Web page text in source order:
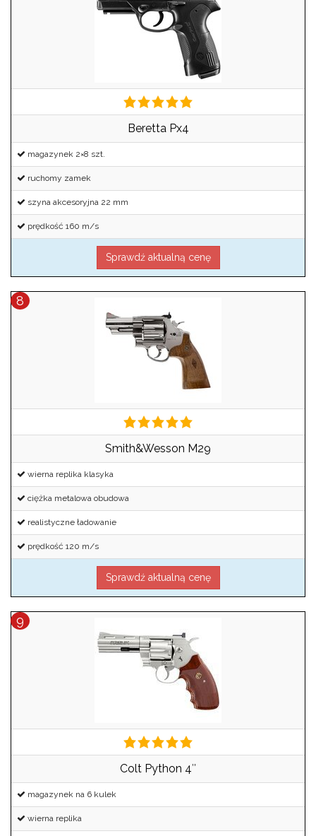
Beretta Px4
magazynek 2×8 szt.
ruchomy zamek
szyna akcesoryjna 22 mm
prędkość 160 m/s
Sprawdź aktualną cenę
Smith&Wesson M29
wierna replika klasyka
ciężka metalowa obudowa
realistyczne ładowanie
prędkość 120 m/s
Sprawdź aktualną cenę
Colt Python 4″
magazynek na 6 kulek
wierna replika